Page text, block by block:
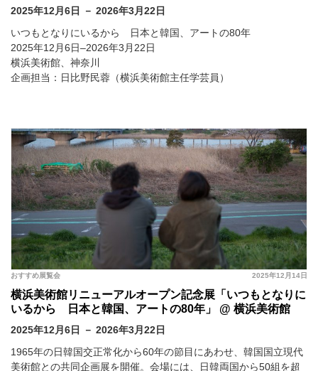
2025年12月6日 － 2026年3月22日
いつもとなりにいるから 日本と韓国、アートの80年
2025年12月6日–2026年3月22日
横浜美術館、神奈川
企画担当：日比野民蓉（横浜美術館主任学芸員）
2025年12月14日
おすすめ展覧会
横浜美術館リニューアルオープン記念展「いつもとなりに
いるから 日本と韓国、アートの80年」 @ 横浜美術館
2025年12月6日 － 2026年3月22日
1965年の日韓国交正常化から60年の節目にあわせ、韓国国立現代
美術館との共同企画展を開催。会場には、日韓両国から50組を超